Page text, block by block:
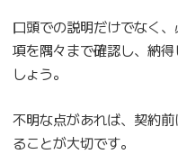
口頭での説明だけでなく
項を隅々まで確認し、納
しょう。
不明な点があれば、契約
ることが大切です。